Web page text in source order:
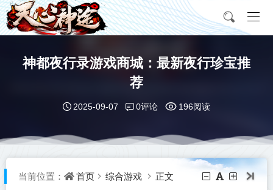
神都夜行录游戏商城：最新夜行珍宝推
荐
2025-09-07 0评论 196阅读
当前位置： 首页 综合游戏 正文